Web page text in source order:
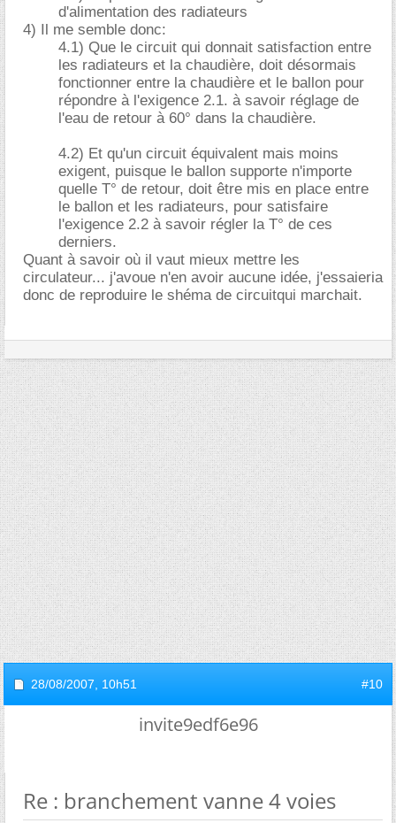
d'alimentation des radiateurs
4) Il me semble donc:
4.1) Que le circuit qui donnait satisfaction entre
les radiateurs et la chaudière, doit désormais
fonctionner entre la chaudière et le ballon pour
répondre à l'exigence 2.1. à savoir réglage de
l'eau de retour à 60° dans la chaudière.
4.2) Et qu'un circuit équivalent mais moins
exigent, puisque le ballon supporte n'importe
quelle T° de retour, doit être mis en place entre
le ballon et les radiateurs, pour satisfaire
l'exigence 2.2 à savoir régler la T° de ces
derniers.
Quant à savoir où il vaut mieux mettre les
circulateur... j'avoue n'en avoir aucune idée, j'essaieria
donc de reproduire le shéma de circuitqui marchait.
28/08/2007, 10h51 #10
invite9edf6e96
Re : branchement vanne 4 voies